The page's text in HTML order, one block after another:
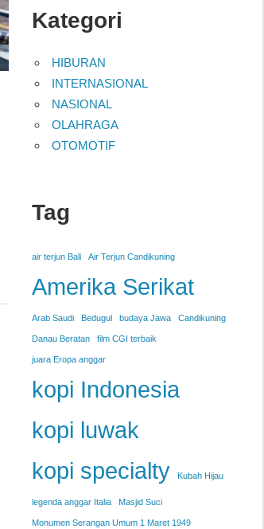
Kategori
HIBURAN
INTERNASIONAL
NASIONAL
OLAHRAGA
OTOMOTIF
Tag
air terjun Bali Air Terjun Candikuning
Amerika Serikat
Arab Saudi Bedugul budaya Jawa Candikuning
Danau Beratan film CGI terbaik
juara Eropa anggar
kopi Indonesia
kopi luwak
kopi specialty
Kubah Hijau
legenda anggar Italia Masjid Suci
Monumen Serangan Umum 1 Maret 1949